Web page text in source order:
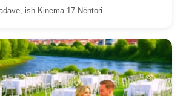
ish-Kinema 17 Nëntori